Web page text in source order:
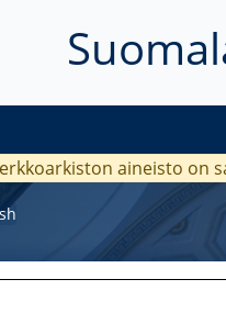
aineisto on